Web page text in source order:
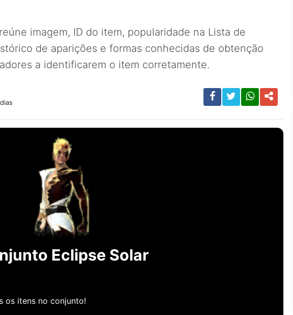
imagem, ID do item, popularidade na Lista de
de aparições e formas conhecidas de obtenção
a identificarem o item corretamente.
Eclipse Solar
os itens no conjunto!